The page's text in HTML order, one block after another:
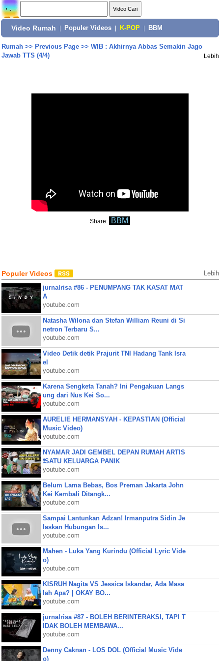
Video Rumah Populer Videos K-POP BBM
Rumah>> Previous Page>> WIB : Akhirnya Abbas Semakin Jago
Jawab TTS (4/4)
Lebih
Share: BBM
Populer Videos Lebih
jurnalrisa #86 - PENUMPANG TAK KASAT MAT
A
youtube.com
Natasha Wilona dan Stefan William Reuni di Si
netron Terbaru S...
youtube.com
Video Detik detik Prajurit TNI Hadang Tank Isra
el
youtube.com
Karena Sengketa Tanah? Ini Pengakuan Langs
ung dari Nus Kei So...
youtube.com
AURELIE HERMANSYAH - KEPASTIAN (Official
Music Video)
youtube.com
NYAMAR JADI GEMBEL DEPAN RUMAH ARTIS
❗SATU KELUARGA PANIK
youtube.com
Belum Lama Bebas, Bos Preman Jakarta John
Kei Kembali Ditangk...
youtube.com
Sampai Lantunkan Adzan! Irmanputra Sidin Je
laskan Hubungan Is...
youtube.com
Mahen - Luka Yang Kurindu (Official Lyric Vide
o)
youtube.com
KISRUH Nagita VS Jessica Iskandar, Ada Masa
lah Apa? | OKAY BO...
youtube.com
jurnalrisa #87 - BOLEH BERINTERAKSI, TAPI T
IDAK BOLEH MEMBAWA...
youtube.com
Denny Caknan - LOS DOL (Official Music Vide
o)